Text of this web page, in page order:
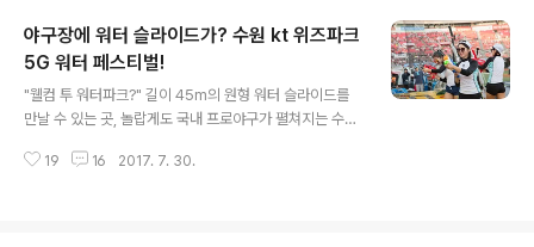
클래식 공연장과 견주어 손색이 없을 정도로 뛰어난 음향
과 무대 시설을 자랑한다. 그럼 지금부터 롯데콘서트홀 개
관 1주년을 맞아 열린 특별한 콘서트 관람을 통해 직접 경
험한 롯데콘서트홀의 특별함을 소개하고자 한다. "롯데콘
서트홀에 오신 것을 환영합니다!" 8월 18일, 19일 양일간
진행된 롯데콘서트홀 개관 1주년 기념 콘서트는 지휘자 정
야구장에 워터 슬라이드가? 수원 kt 위즈파크
5G 워터 페스티벌!
"웰컴 투 워터파크?" 길이 45m의 원형 워터 슬라이드를
만날 수 있는 곳, 놀랍게도 국내 프로야구가 펼쳐지는 수원
름 이벤트인 워터 페스티벌이 2017년을 맞아 더욱 시원하
19 16 2017. 7. 30.